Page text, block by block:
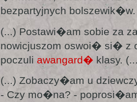
bezpartyjnych
(...) Postawi�am sobie za
nowicjuszom oswoi� si� z
poczuli awangard� klasy.
(...) Zobaczy�am u
- Czy mo�na? -